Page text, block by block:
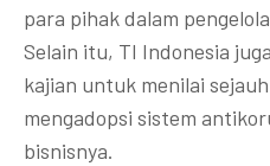
para pihak dalam
Selain itu, TI Indonesia
kajian untuk menilai
mengadopsi sistem
bisnisnya.